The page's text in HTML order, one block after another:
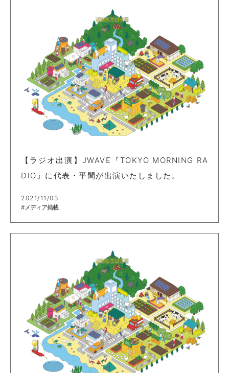
【ラジオ出演】JWAVE『TOKYO MORNING RA
DIO』に代表・平間が出演いたしました。
2021/11/03
#メディア掲載